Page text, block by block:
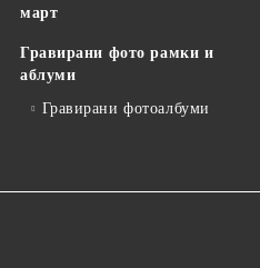
март
Гравирани фото рамки и
аблуми
Гравирани фотоалбуми